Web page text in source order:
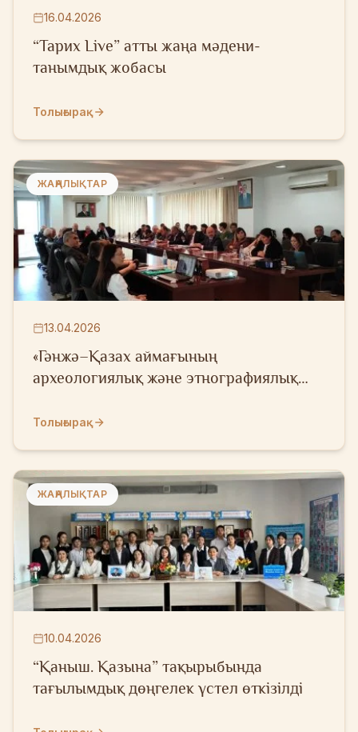
16.04.2026
“Taрих Live” атты жаңа мәдени-
танымдық жобасы
Толығырақ
ЖАҢАЛЫҚТАР
13.04.2026
«Гәнжә–Қазах аймағының
археологиялық және этнографиялық
халықаралық ғылыми конференция
Толығырақ
ЖАҢАЛЫҚТАР
10.04.2026
“Қаныш. Қазына” тақырыбында
тағылымдық дөңгелек үстел өткізілді